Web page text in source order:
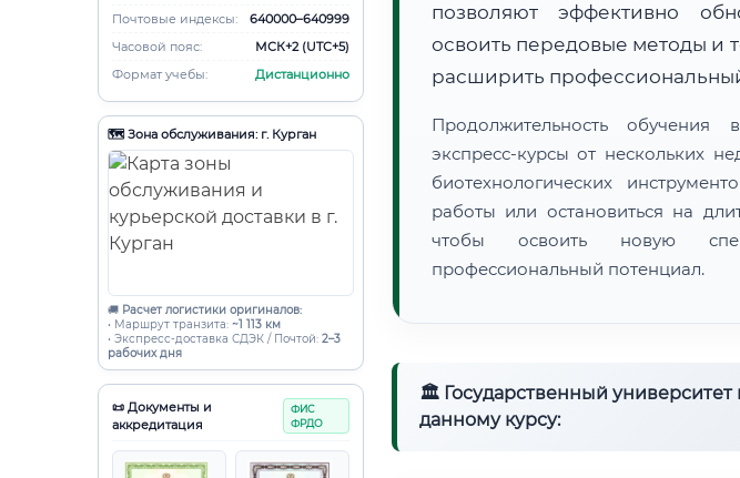
Почтовые индексы:
640000–640999
Часовой пояс:
МСК+2 (UTC+5)
Формат учебы:
Дистанционно
🗺️ Зона обслуживания: г. Курган
🚚 Расчет логистики оригиналов:
• Маршрут транзита: ~1 113 км
• Экспресс-доставка СДЭК / Почтой: 2–3
рабочих дня
📜 Документы и
аккредитация
ФИС
ФРДО
позволяют эффективно
освоить передовые методы и
расширить
Продолжительность обучения
экспресс-курсы от нескольких
биотехнологических
работы или остановиться на
чтобы освоить новую
профессиональный потенциал.
🏛 Государственный
данному курсу: